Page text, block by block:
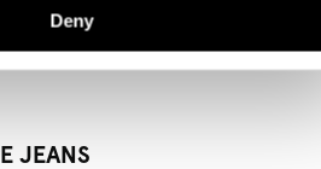
Deny
JEANS